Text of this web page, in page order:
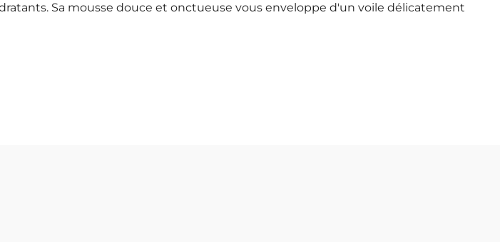
Sa mousse douce et onctueuse vous enveloppe d'un voile délicatement